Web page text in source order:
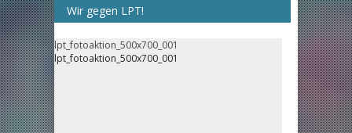
Wir gegen LPT!
lpt_fotoaktion_500x700_001
lpt_fotoaktion_500x700_001